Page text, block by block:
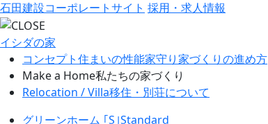
石田建設コーポレートサイト 採用・求人情報
イシダの家
コンセプト住まいの性能家守り家づくりの進め方
Make a Home私たちの家づくり
Relocation / Villa移住・別荘について
グリーンホーム ｢S｣Standard